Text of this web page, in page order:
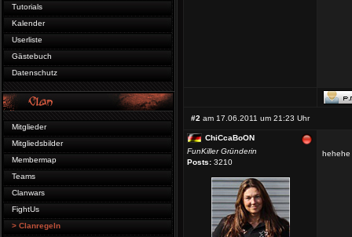
Tutorials
Kalender
Userliste
Gästebuch
Datenschutz
Mitglieder
Mitgliedsbilder
Membermap
Teams
Clanwars
FightUs
> Clanregeln
#2 am 17.06.2011 um 21:23 Uhr
ChiCcaBoON
FunKiller Gründerin
Posts: 3210
hehehe